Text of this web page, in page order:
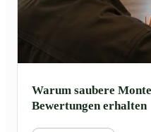
Warum saubere
Bewertungen erhalten